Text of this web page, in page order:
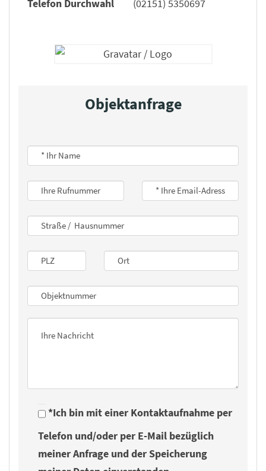
Telefon Durchwahl (02151) 5350697
Objektanfrage
*Ich bin mit einer Kontaktaufnahme per
Telefon und/oder per E-Mail bezüglich
meiner Anfrage und der Speicherung